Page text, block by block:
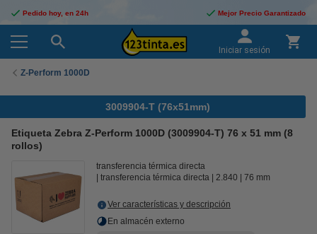
Pedido hoy, en 24h Mejor Precio Garantizado
Iniciar sesión
Z-Perform 1000D
3009904-T (76x51mm)
Etiqueta Zebra Z-Perform 1000D (3009904-T) 76 x 51 mm (8
rollos)
transferencia térmica directa
transferencia térmica directa
2.840 76 mm
Ver características y descripción
En almacén externo